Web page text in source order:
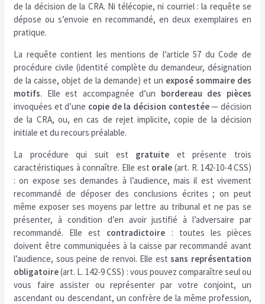
de la décision de la CRA. Ni télécopie, ni courriel : la requête se
dépose ou s’envoie en recommandé, en deux exemplaires en
pratique.
La requête contient les mentions de l’article 57 du Code de
procédure civile (identité complète du demandeur, désignation
de la caisse, objet de la demande) et un exposé sommaire des
motifs. Elle est accompagnée d’un bordereau des pièces
invoquées et d’une copie de la décision contestée— décision
de la CRA, ou, en cas de rejet implicite, copie de la décision
initiale et du recours préalable.
La procédure qui suit est gratuite et présente trois
caractéristiques à connaître. Elle est orale (art. R. 142-10-4 CSS)
: on expose ses demandes à l’audience, mais il est vivement
recommandé de déposer des conclusions écrites ; on peut
même exposer ses moyens par lettre au tribunal et ne pas se
présenter, à condition d’en avoir justifié à l’adversaire par
recommandé. Elle est contradictoire : toutes les pièces
doivent être communiquées à la caisse par recommandé avant
l’audience, sous peine de renvoi. Elle estsans représentation
obligatoire(art. L. 142-9 CSS) : vous pouvez comparaître seul ou
vous faire assister ou représenter par votre conjoint, un
ascendant ou descendant, un confrère de la même profession,